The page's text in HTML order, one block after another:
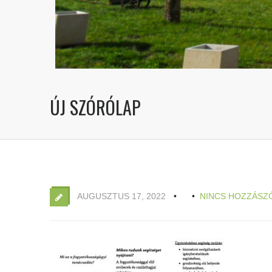
ÚJ SZÓRÓLAP
AUGUSZTUS 17, 2022 NINCS